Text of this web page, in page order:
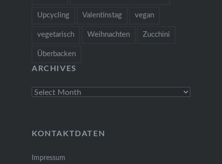
Upcycling Valentinstag vegan
vegetarisch Weihnachten Zucchini
Überbacken
ARCHIVES
Archives
KONTAKTDATEN
Impressum